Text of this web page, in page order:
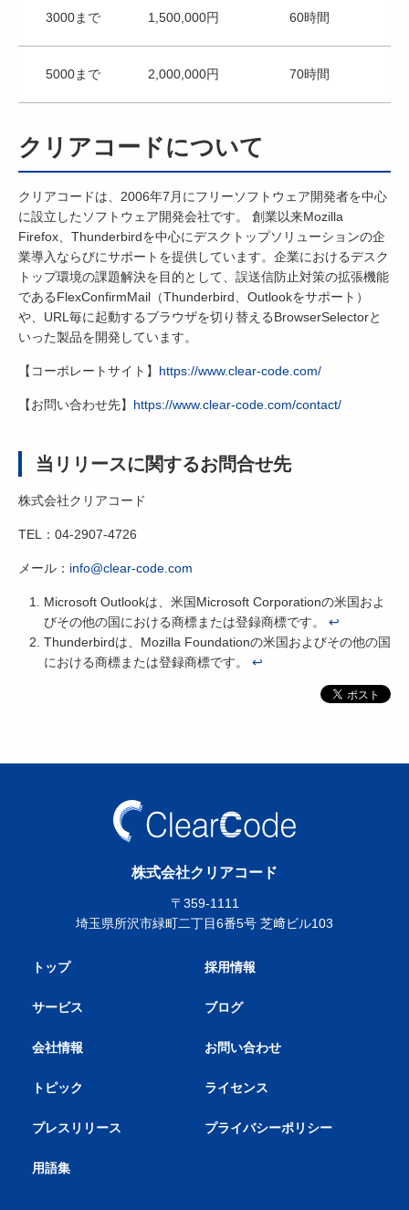
3000まで 1,500,000円 60時間
5000まで 2,000,000円 70時間
クリアコードについて
クリアコードは、2006年7月にフリーソフトウェア開発者を中心
に設立したソフトウェア開発会社です。 創業以来Mozilla
Firefox、Thunderbirdを中心にデスクトップソリューションの企
業導入ならびにサポートを提供しています。企業におけるデスク
トップ環境の課題解決を目的として、誤送信防止対策の拡張機能
であるFlexConfirmMail（Thunderbird、Outlookをサポート）
や、URL毎に起動するブラウザを切り替えるBrowserSelectorと
いった製品を開発しています。
【コーポレートサイト】 https://www.clear-code.com/
【お問い合わせ先】 https://www.clear-code.com/contact/
当リリースに関するお問合せ先
株式会社クリアコード
TEL：04-2907-4726
メール： info@clear-code.com
Microsoft Outlookは、米国Microsoft Corporationの米国およ
びその他の国における商標または登録商標です。 ↩
Thunderbirdは、Mozilla Foundationの米国およびその他の国
における商標または登録商標です。 ↩
株式会社クリアコード
〒359-1111
埼玉県所沢市緑町二丁目6番5号 芝﨑ビル103
トップ
サービス
会社情報
トピック
プレスリリース
用語集
採用情報
ブログ
お問い合わせ
ライセンス
プライバシーポリシー